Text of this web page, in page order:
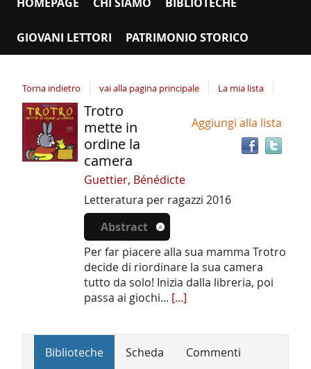
GIOVANI LETTORI PATRIMONIO STORICO
Torna indietro vai alla pagina principale La mia lista
Dettaglio
del
documento
Aggiungi alla lista
Trotro
mette in
ordine la
camera
Guettier, Bénédicte
Letteratura per ragazzi 2016
Abstract
Per far piacere alla sua mamma Trotro
decide di riordinare la sua camera
tutto da solo! Inizia dalla libreria, poi
passa ai giochi... [...]
Biblioteche Scheda Commenti